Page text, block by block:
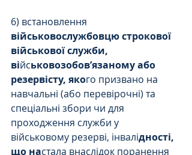
6) встановлення
військовослужбовцю строкової
військової служби,
військовозобов’язаному або
резервісту, якого призвано на
навчальні (або перевірочні) та
спеціальні збори чи для
проходження служби у
військовому резерві, інвалідності,
що настала внаслідок поранення